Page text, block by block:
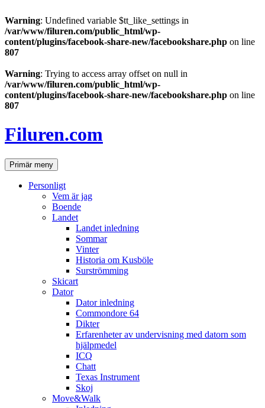
Warning: Undefined variable $tt_like_settings in
/var/www/filuren.com/public_html/wp-
content/plugins/facebook-share-new/facebookshare.php on line
807
Warning: Trying to access array offset on null in
/var/www/filuren.com/public_html/wp-
content/plugins/facebook-share-new/facebookshare.php on line
807
till
innehåll
Filuren.com
SökPrimär meny
Personligt
Vem är jag
Boende
Landet
Landet inledning
Sommar
Vinter
Historia om Kusböle
Surströmming
Skicart
Dator
Dator inledning
Commondore 64
Dikter
Erfarenheter av undervisning med datorn som
hjälpmedel
ICQ
Chatt
Texas Instrument
Skoj
Move&Walk